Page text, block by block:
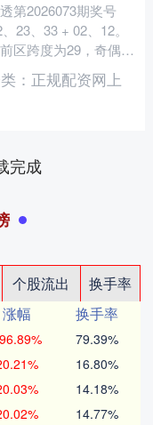
第2026073期奖号
23、33 + 02、12。
区跨度为29，奇偶比
。 ....
： 正规配资网上
完成
个股流出
换手率
涨幅
换手率
79.39%
16.80%
14.18%
14.77%